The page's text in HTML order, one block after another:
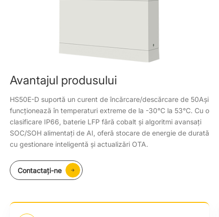
Avantajul produsului
HS50E-D suportă un curent de încărcare/descărcare de 50Ași
funcționează în temperaturi extreme de la -30°C la 53°C. Cu o
clasificare IP66, baterie LFP fără cobalt și algoritmi avansați
SOC/SOH alimentați de AI, oferă stocare de energie de durată
cu gestionare inteligentă și actualizări OTA.
Contactaţi-ne